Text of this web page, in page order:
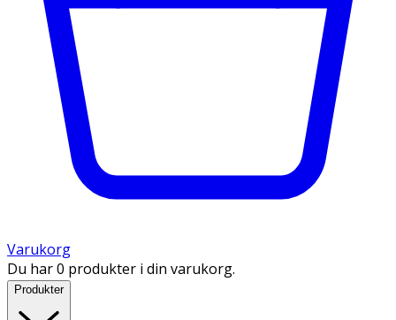
Varukorg
Du har 0 produkter i din varukorg.
Produkter